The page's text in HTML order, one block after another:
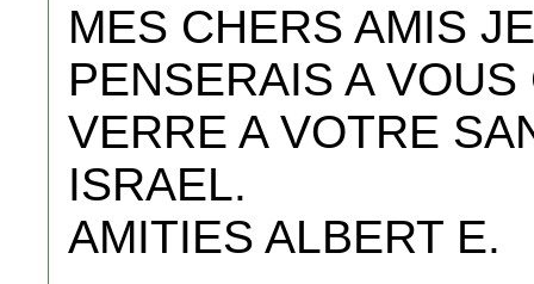
MES CHERS AMIS
PENSERAIS A
VERRE A VOTRE
ISRAEL.
AMITIES ALBERT E.